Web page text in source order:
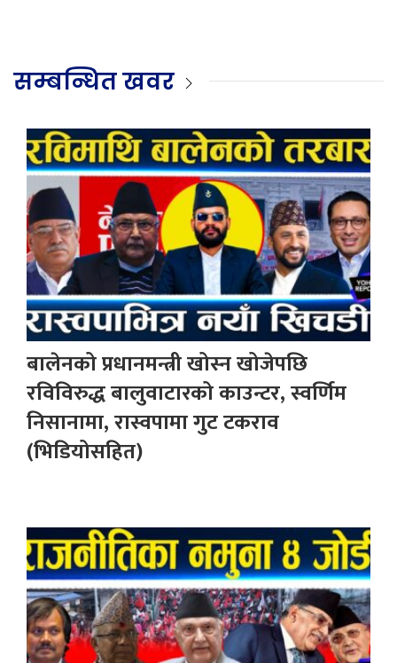
सम्बन्धित खवर
बालेनको प्रधानमन्त्री खोस्न खोजेपछि
रविविरुद्ध बालुवाटारको काउन्टर, स्वर्णिम
निसानामा, रास्वपामा गुट टकराव
(भिडियोसहित)